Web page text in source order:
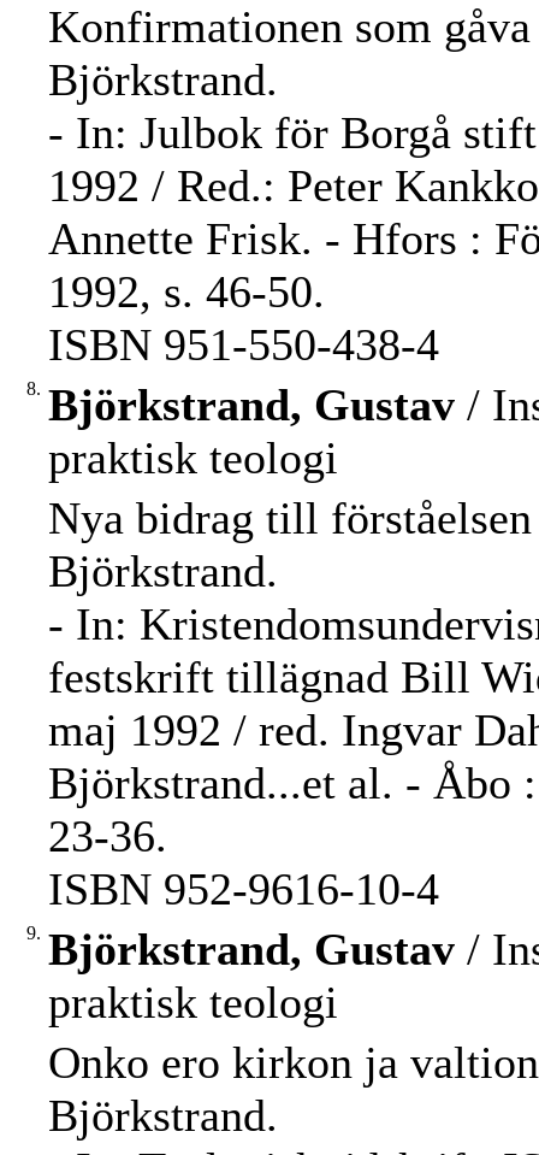
Konfirmationen som
Björkstrand.
- In: Julbok för Borgå
1992 / Red.: Peter
Annette Frisk. - Hfors :
1992, s. 46-50.
ISBN 951-550-438-4
8. Björkstrand, Gustav /
praktisk teologi
Nya bidrag till
Björkstrand.
- In:
festskrift tillägnad Bill
maj 1992 / red. Ingvar
Björkstrand...et al. - Åbo
23-36.
ISBN 952-9616-10-4
9. Björkstrand, Gustav /
praktisk teologi
Onko ero kirkon ja
Björkstrand.